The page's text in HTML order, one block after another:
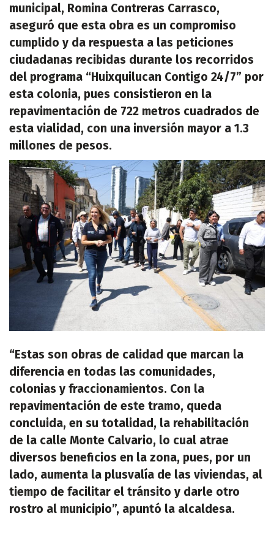
municipal, Romina Contreras Carrasco,
aseguró que esta obra es un compromiso
cumplido y da respuesta a las peticiones
ciudadanas recibidas durante los recorridos
del programa “Huixquilucan Contigo 24/7” por
esta colonia, pues consistieron en la
repavimentación de 722 metros cuadrados de
esta vialidad, con una inversión mayor a 1.3
millones de pesos.
“Estas son obras de calidad que marcan la
diferencia en todas las comunidades,
colonias y fraccionamientos. Con la
repavimentación de este tramo, queda
concluida, en su totalidad, la rehabilitación
de la calle Monte Calvario, lo cual atrae
diversos beneficios en la zona, pues, por un
lado, aumenta la plusvalía de las viviendas, al
tiempo de facilitar el tránsito y darle otro
rostro al municipio”, apuntó la alcaldesa.